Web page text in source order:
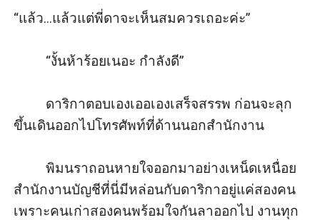
“แล้ว...แล้วแต่พี่ดาจะเห็นสมควรเถอะค่ะ”
“งั้นห้าร้อยเนอะ กำลังดี”
ดาริกาตอบเองเออเองเสร็จสรรพ ก่อนจะลุก
ขึ้นเดินออกไปโทรศัพท์ที่ด้านนอกสำนักงาน
พิมนราถอนหายใจออกมาอย่างเหน็ดเหนื่อย
สำนักงานบัญชีที่นี่มีหล่อนกับดาริกาอยู่แค่สองคน
เพราะคนเก่าสองคนพร้อมใจกันลาออกไป งานทุก